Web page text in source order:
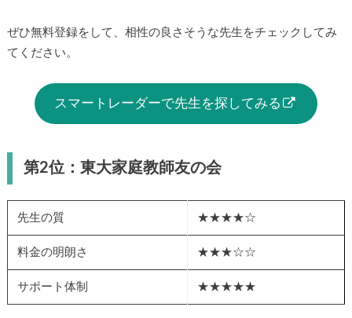
ぜひ無料登録をして、相性の良さそうな先生をチェックしてみ
てください。
スマートレーダーで先生を探してみる
第2位：東大家庭教師友の会
先生の質 ★★★★☆
料金の明朗さ ★★★☆☆
サポート体制 ★★★★★